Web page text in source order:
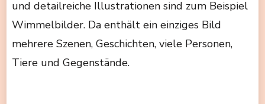
und detailreiche Illustrationen sind zum Beispiel
Wimmelbilder. Da enthält ein einziges Bild
mehrere Szenen, Geschichten, viele Personen,
Tiere und Gegenstände.